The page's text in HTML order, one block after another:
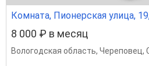
Комната, Пионерская улица,
8 000 ₽ в месяц
Вологодская область, Череповец,